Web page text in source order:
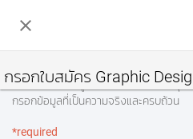
close
กรอกใบสมัคร Graphic
เริ่มต้นกรอกข้อมูล บอกเราเกี่ยวกับตัวคุ
กรอกข้อมูลที่เป็นความจริงและครบถ้วน
*required